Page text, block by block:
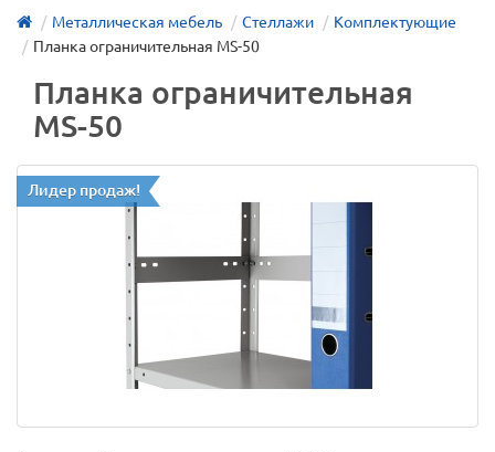
Металлическая мебель Стеллажи
Комплектующие
Планка ограничительная MS-50
Планка ограничительная
MS-50
Лидер продаж!